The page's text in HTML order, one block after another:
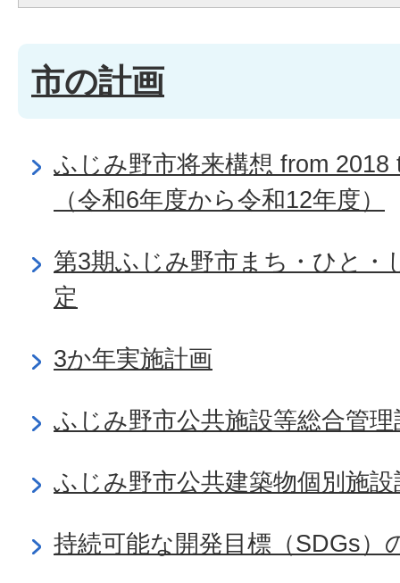
市の計画
ふじみ野市将来構想 from 2018
（令和6年度から令和12年度）
第3期ふじみ野市まち・ひと・
定
3か年実施計画
ふじみ野市公共施設等総合管理
ふじみ野市公共建築物個別施設
持続可能な開発目標（SDGs）